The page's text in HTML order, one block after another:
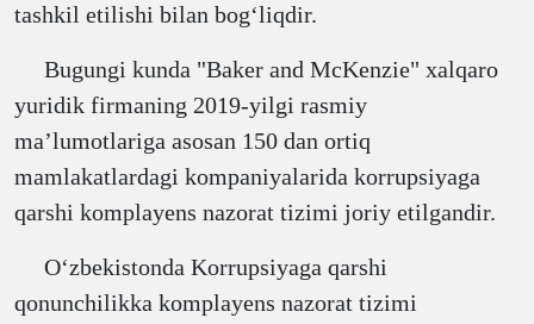
tashkil etilishi bilan bogʻliqdir.
Bugungi kunda "Baker and McKenzie" xalqaro
yuridik firmaning 2019-yilgi rasmiy
maʼlumotlariga asosan 150 dan ortiq
mamlakatlardagi kompaniyalarida korrupsiyaga
qarshi komplayens nazorat tizimi joriy etilgandir.
Oʻzbekistonda Korrupsiyaga qarshi
qonunchilikka komplayens nazorat tizimi